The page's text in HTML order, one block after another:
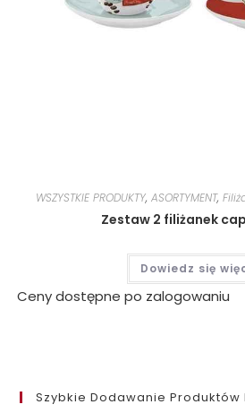
WSZYSTKIE PRODUKTY, ASORTYMENT,
Zestaw 2 filiżanek
Dowiedz się
Ceny dostępne po zalogowaniu
Szybkie Dodawanie Produktów